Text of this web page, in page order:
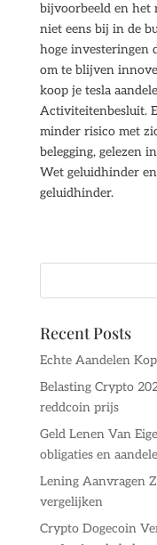
bijvoorbeeld en het
niet eens bij in de
hoge investeringen
om te blijven
koop je tesla
Activiteitenbesluit.
minder risico met
belegging, gelezen
Wet geluidhinder
geluidhinder.
Recent Posts
Echte Aandelen
Belasting Crypto
reddcoin prijs
Geld Lenen Van
obligaties en
Lening Aanvragen
vergelijken
Crypto Dogecoin